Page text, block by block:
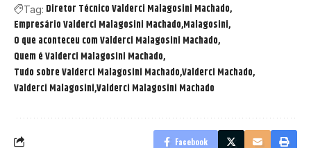
Tag: Diretor Técnico Valderci Malagosini Machado
Empresário Valderci Malagosini Machado Malagosini
O que aconteceu com Valderci Malagosini Machado
Quem é Valderci Malagosini Machado
Tudo sobre Valderci Malagosini MachadoValderci Machado
Valderci MalagosiniValderci Malagosini Machado
Facebook